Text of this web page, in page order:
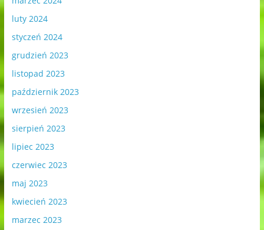
luty 2024
styczeń 2024
grudzień 2023
listopad 2023
październik 2023
wrzesień 2023
sierpień 2023
lipiec 2023
czerwiec 2023
maj 2023
kwiecień 2023
marzec 2023